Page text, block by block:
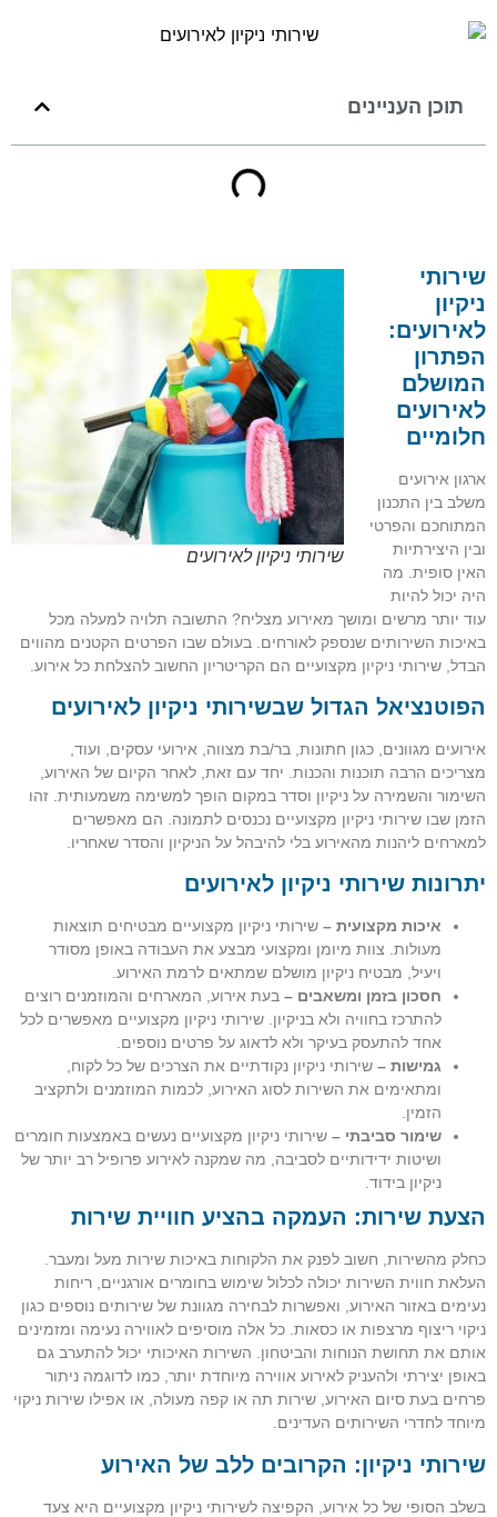
תוכן העניינים
שירותי ניקיון לאירועים
שירותי
ניקיון
לאירועים:
הפתרון
המושלם
לאירועים
חלומיים
ארגון אירועים
משלב בין התכנון
המתוחכם והפרטי
ובין היצירתיות
האין סופית. מה
היה יכול להיות
עוד יותר מרשים ומושך מאירוע מצליח? התשובה תלויה למעלה מכל
באיכות השירותים שנספק לאורחים. בעולם שבו הפרטים הקטנים מהווים
הבדל, שירותי ניקיון מקצועיים הם הקריטריון החשוב להצלחת כל אירוע.
הפוטנציאל הגדול שבשירותי ניקיון לאירועים
אירועים מגוונים, כגון חתונות, בר/בת מצווה, אירועי עסקים, ועוד,
מצריכים הרבה תוכנות והכנות. יחד עם זאת, לאחר הקיום של האירוע,
השימור והשמירה על ניקיון וסדר במקום הופך למשימה משמעותית. זהו
הזמן שבו שירותי ניקיון מקצועיים נכנסים לתמונה. הם מאפשרים
למארחים ליהנות מהאירוע בלי להיבהל על הניקיון והסדר שאחריו.
יתרונות שירותי ניקיון לאירועים
איכות מקצועית – שירותי ניקיון מקצועיים מבטיחים תוצאות
מעולות. צוות מיומן ומקצועי מבצע את העבודה באופן מסודר
ויעיל, מבטיח ניקיון מושלם שמתאים לרמת האירוע.
חסכון בזמן ומשאבים – בעת אירוע, המארחים והמוזמנים רוצים
להתרכז בחוויה ולא בניקיון. שירותי ניקיון מקצועיים מאפשרים לכל
אחד להתעסק בעיקר ולא לדאוג על פרטים נוספים.
גמישות – שירותי ניקיון נקודתיים את הצרכים של כל לקוח,
ומתאימים את השירות לסוג האירוע, לכמות המוזמנים ולתקציב
הזמין.
שימור סביבתי – שירותי ניקיון מקצועיים נעשים באמצעות חומרים
ושיטות ידידותיים לסביבה, מה שמקנה לאירוע פרופיל רב יותר של
ניקיון בידוד.
הצעת שירות: העמקה בהציע חוויית שירות
כחלק מהשירות, חשוב לפנק את הלקוחות באיכות שירות מעל ומעבר.
העלאת חווית השירות יכולה לכלול שימוש בחומרים אורגניים, ריחות
נעימים באזור האירוע, ואפשרות לבחירה מגוונת של שירותים נוספים כגון
ניקוי ריצוף מרצפות או כסאות. כל אלה מוסיפים לאווירה נעימה ומזמינים
אותם את תחושת הנוחות והביטחון. השירות האיכותי יכול להתערב גם
באופן יצירתי ולהעניק לאירוע אווירה מיוחדת יותר, כמו לדוגמה ניתור
פרחים בעת סיום האירוע, שירות תה או קפה מעולה, או אפילו שירות ניקוי
מיוחד לחדרי השירותים העדינים.
שירותי ניקיון: הקרובים ללב של האירוע
בשלב הסופי של כל אירוע, הקפיצה לשירותי ניקיון מקצועיים היא צעד